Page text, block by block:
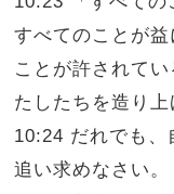
すべてのことが
ことが許されて
たしたちを造り上
10:24 だれでも、
追い求めなさい。